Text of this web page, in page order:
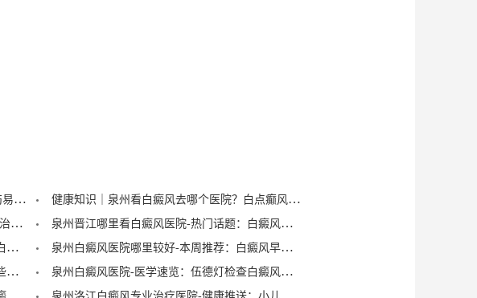
【六月儿童节特辑】夏季蚊虫叮咬、皮肤晒伤易成白斑“催化剂”，泉州中科：儿童白癜风暑期护理记住三个要点！
健康知识｜泉州看白癜风去哪个医院？白点癫风早期可以自愈？
[预测]泉州南安看点治疗白癜风医院？白癜风治疗后泛红是怎么回事？
泉州晋江哪里看白癜风医院-热门话题：白癜风症状有哪些？
泉州德化哪里治疗白癜风-疾病导读：阶段性白癜风的症状？
泉州白癜风医院哪里较好-本周推荐：白癜风早期症状如何确诊？
泉州哪家医院查白癜风好-白点癜风要注意哪些饮食禁忌？
泉州白癜风医院-医学速览：伍德灯检查白癜风症状？
泉州哪个医院看白癜风好-健康资讯动态：白癜风的症状早期图片？ 泉州洛江白癜风专业治疗医院-健康推送：小儿脸上有白斑是什么原因？